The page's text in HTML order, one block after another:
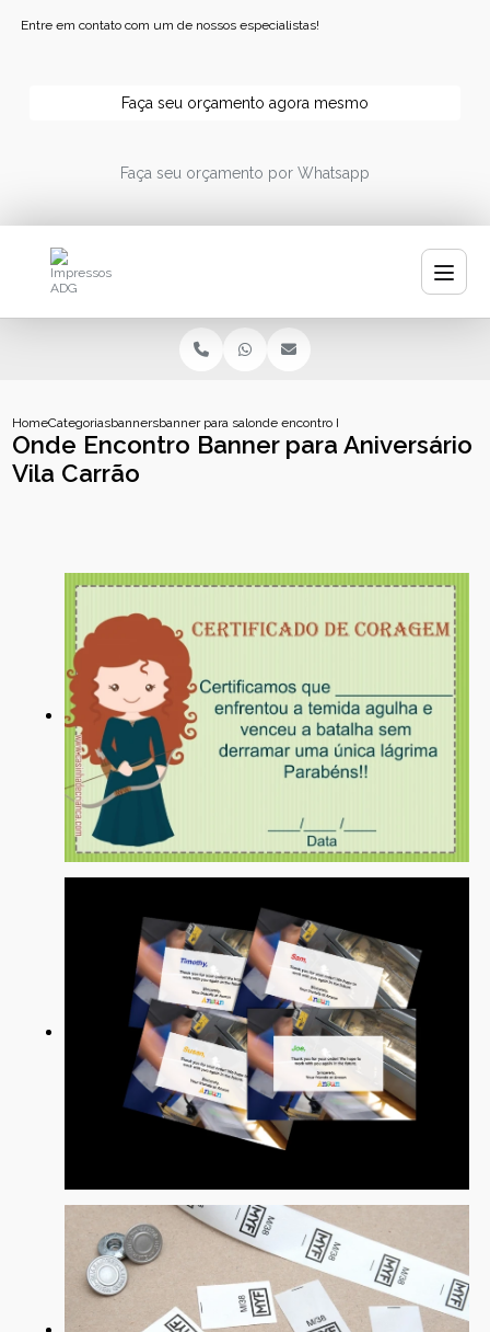
Entre em contato com um de nossos especialistas!
Faça seu orçamento agora mesmo
Faça seu orçamento por Whatsapp
HomeCategoriasbannersbanner para salaoonde encontro banner para aniversario
Onde Encontro Banner para Aniversário
Vila Carrão